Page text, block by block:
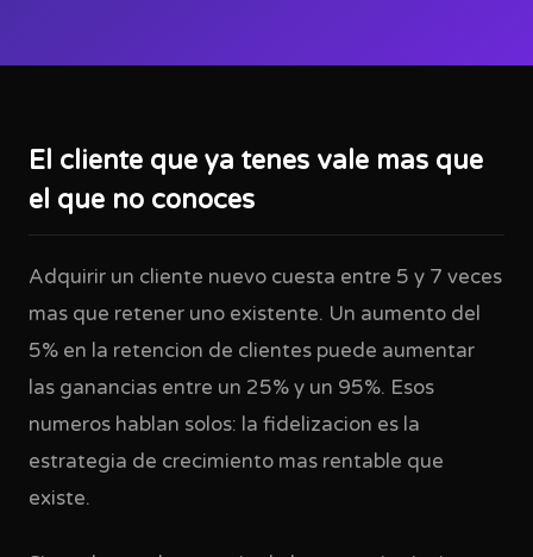
El cliente que ya tenes vale mas que
el que no conoces
Adquirir un cliente nuevo cuesta entre 5 y 7 veces
mas que retener uno existente. Un aumento del
5% en la retencion de clientes puede aumentar
las ganancias entre un 25% y un 95%. Esos
numeros hablan solos: la fidelizacion es la
estrategia de crecimiento mas rentable que
existe.